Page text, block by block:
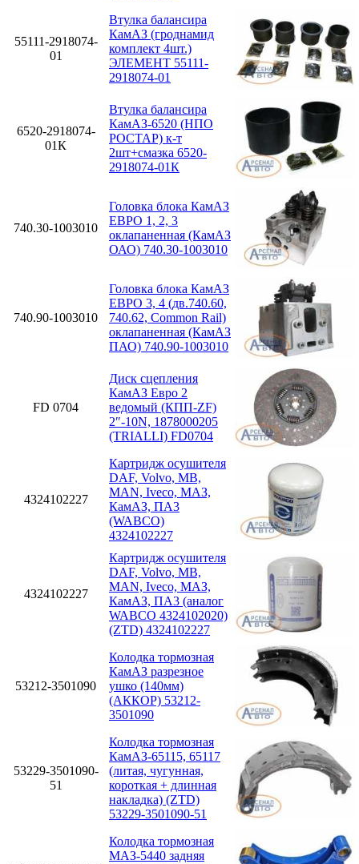
55111-2918074-
01
Втулка балансира
КамАЗ (гроднамид
комплект 4шт.)
ЭЛЕМЕНТ 55111-
2918074-01
6520-2918074-
01К
Втулка балансира
КамАЗ-6520 (НПО
РОСТАР) к-т
2шт+смазка 6520-
2918074-01К
740.30-1003010
Головка блока КамАЗ
ЕВРО 1, 2, 3
оклапаненная (КамАЗ
ОАО) 740.30-1003010
740.90-1003010
Головка блока КамАЗ
ЕВРО 3, 4 (дв.740.60,
740.62, Common Rail)
оклапаненная (КамАЗ
ПАО) 740.90-1003010
FD 0704
Диск сцепления
КамАЗ Евро 2
ведомый (КПП-ZF)
2″-10N, 1878000205
(TRIALLI) FD0704
4324102227
Картридж осушителя
DAF, Volvo, MB,
MAN, Iveco, МАЗ,
КамАЗ, ПА3
(WABCO)
4324102227
4324102227
Картридж осушителя
DAF, Volvo, MB,
MAN, Iveco, МАЗ,
КамАЗ, ПА3 (аналог
WABCO 4324102020)
(ZTD) 4324102227
53212-3501090
Колодка тормозная
КамАЗ разрезное
ушко (140мм)
(АККОР) 53212-
3501090
53229-3501090-
51
Колодка тормозная
КамАЗ-65115, 65117
(литая, чугунная,
короткая + длинная
накладка) (ZTD)
53229-3501090-51
Колодка тормозная
МАЗ-5440 задняя